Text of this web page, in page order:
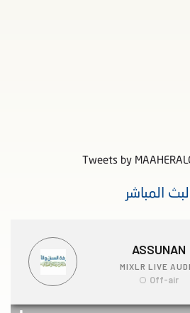
Tweets by
البث المباشر